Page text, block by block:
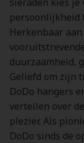
persoonlijkheid
Herkenbaar
duurzaamheid,
Geliefd om zijn
DoDo hangers
vertellen over
plezier. Als
DoDo sinds de